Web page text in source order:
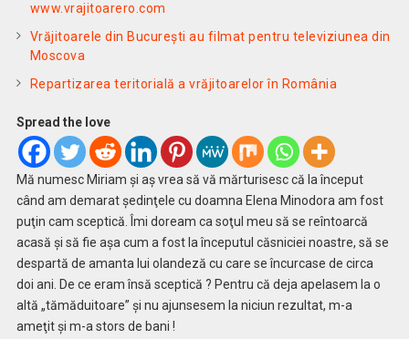
www.vrajitoarero.com
Vrăjitoarele din București au filmat pentru televiziunea din
Moscova
Repartizarea teritorială a vrăjitoarelor în România
Spread the love
Mă numesc Miriam şi aş vrea să vă mărturisesc că la început
când am demarat şedinţele cu doamna Elena Minodora am fost
puţin cam sceptică. Îmi doream ca soţul meu să se reîntoarcă
acasă şi să fie aşa cum a fost la începutul căsniciei noastre, să se
despartă de amanta lui olandeză cu care se încurcase de circa
doi ani. De ce eram însă sceptică ? Pentru că deja apelasem la o
altă „tămăduitoare” şi nu ajunsesem la niciun rezultat, m-a
ameţit şi m-a stors de bani !